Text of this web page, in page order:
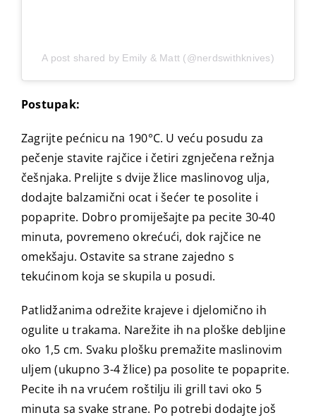
A post shared by Emily & Matt (@nerdswithknives)
Postupak:
Zagrijte pećnicu na 190°C. U veću posudu za
pečenje stavite rajčice i četiri zgnječena režnja
češnjaka. Prelijte s dvije žlice maslinovog ulja,
dodajte balzamični ocat i šećer te posolite i
popaprite. Dobro promiješajte pa pecite 30-40
minuta, povremeno okrećući, dok rajčice ne
omekšaju. Ostavite sa strane zajedno s
tekućinom koja se skupila u posudi.
Patlidžanima odrežite krajeve i djelomično ih
ogulite u trakama. Narežite ih na ploške debljine
oko 1,5 cm. Svaku plošku premažite maslinovim
uljem (ukupno 3-4 žlice) pa posolite te popaprite.
Pecite ih na vrućem roštilju ili grill tavi oko 5
minuta sa svake strane. Po potrebi dodajte još